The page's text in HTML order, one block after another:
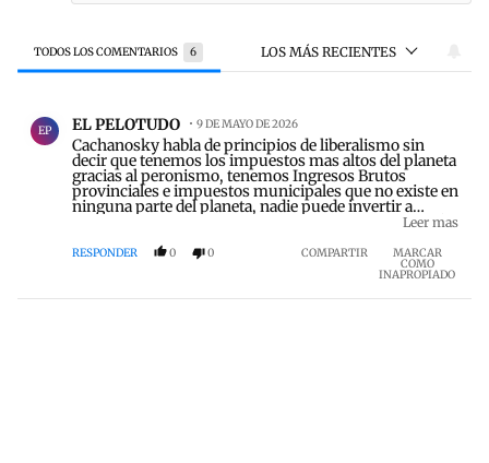
TODOS LOS COMENTARIOS 6 LOS MÁS RECIENTES
Todos los comentarios
EP EL PELOTUDO 9 DE MAYO DE 2026
Cachanosky habla de principios de liberalismo sin
decir que tenemos los impuestos mas altos del planeta
gracias al peronismo, tenemos Ingresos Brutos
provinciales e impuestos municipales que no existe en
ninguna parte del planeta, nadie puede invertir a
perdida. Esto va a existir hasta que tengamos mayorías
distorsivos.
Leer mas
RESPONDER 0 0 COMPARTIR MARCAR
COMO
INAPROPIADO